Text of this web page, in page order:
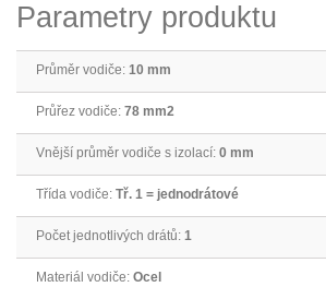
Parametry produktu
Průměr vodiče: 10 mm
Průřez vodiče: 78 mm2
Vnější průměr vodiče s izolací: 0 mm
Třída vodiče: Tř. 1 = jednodrátové
Počet jednotlivých drátů: 1
Materiál vodiče: Ocel